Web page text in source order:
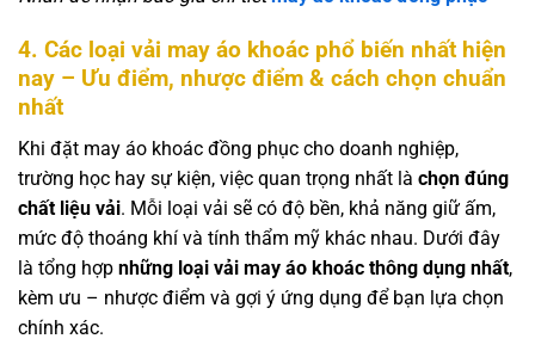
4. Các loại vải may áo khoác phổ biến nhất hiện
nay – Ưu điểm, nhược điểm & cách chọn chuẩn
nhất
Khi đặt may áo khoác đồng phục cho doanh nghiệp,
trường học hay sự kiện, việc quan trọng nhất là chọn đúng
chất liệu vải. Mỗi loại vải sẽ có độ bền, khả năng giữ ấm,
mức độ thoáng khí và tính thẩm mỹ khác nhau. Dưới đây
là tổng hợp những loại vải may áo khoác thông dụng nhất,
kèm ưu – nhược điểm và gợi ý ứng dụng để bạn lựa chọn
chính xác.